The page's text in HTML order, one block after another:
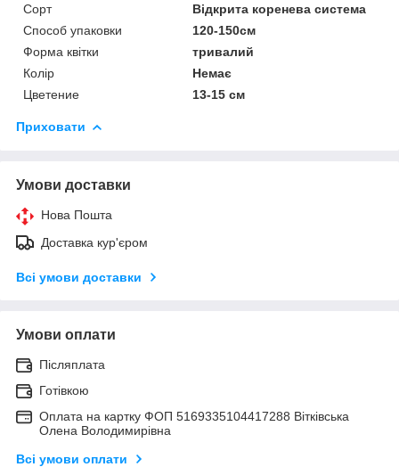
Сорт
Відкрита коренева система
Способ упаковки
120-150см
Форма квітки
тривалий
Колір
Немає
Цветение
13-15 см
Приховати
Умови доставки
Нова Пошта
Доставка кур'єром
Всі умови доставки
Умови оплати
Післяплата
Готівкою
Оплата на картку ФОП 5169335104417288 Вітківська
Олена Володимирівна
Всі умови оплати